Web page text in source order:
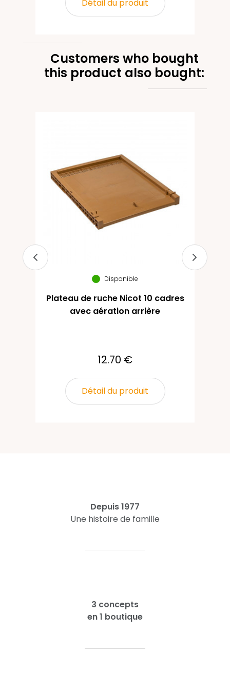
Détail du produit
Customers who bought
this product also bought:
Disponible
Plateau de ruche Nicot 10 cadres
avec aération arrière
12.70 €
Détail du produit
Depuis 1977
Une histoire de famille
3 concepts
en 1 boutique